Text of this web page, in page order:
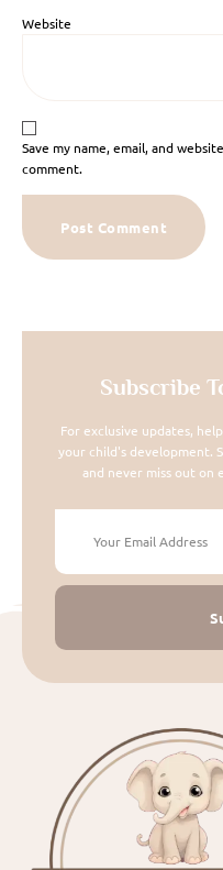
Website
Save my name, email, and
comment.
Subscribe
For exclusive updates,
your child's development.
and never miss out on